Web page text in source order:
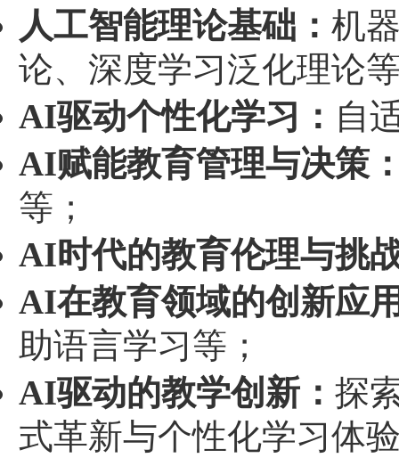
人工智能理论基础： 机
论、深度学习泛化理论
AI驱动个性化学习： 自
AI赋能教育管理与决策
等；
AI时代的教育伦理与挑
AI在教育领域的创新应
助语言学习等；
AI驱动的教学创新： 探
式革新与个性化学习体